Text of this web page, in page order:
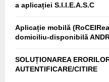
a aplicației S.I.I.E.A.S.C
Aplicație mobilă
domiciliu-disponibilă
SOLUȚIONAREA
AUTENTIFICARE/CITIRE